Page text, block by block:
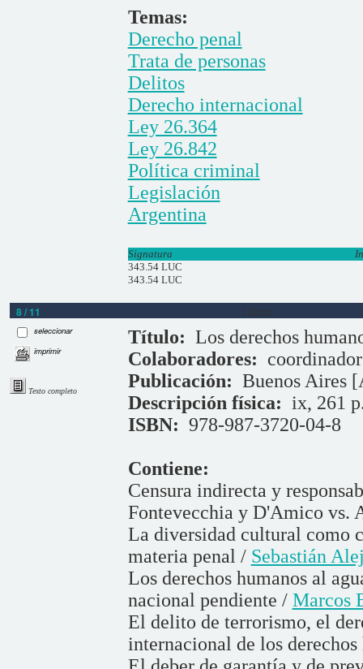
Temas:
Derecho penal
Trata de personas
Delitos
Derecho internacional
Ley 26.364
Ley 26.842
Política criminal
Legislación
Argentina
Signatura
343.54 LUC
343.54 LUC
8 / 11 Libros
seleccionar
imprimir
Texto completo
Título: Los derechos
Colaboradores:
Publicación: Buenos Aires
Descripción física: ix, 261
ISBN: 978-987-3720-04-8
Contiene:
Censura indirecta y
Fontevecchia y D'Amico vs.
La diversidad cultural como
materia penal / Sebastián
Los derechos humanos al
nacional pendiente / Marcos
El delito de terrorismo, el
internacional de los